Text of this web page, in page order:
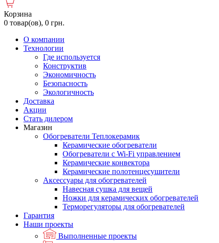
Корзина
0 товар(ов), 0 грн.
О компании
Технологии
Где используется
Конструктив
Экономичность
Безопасность
Экологичность
Доставка
Акции
Стать дилером
Магазин
Обогреватели Теплокерамик
Керамические обогреватели
Обогреватели с Wi-Fi управлением
Керамические конвектора
Керамические полотенцесушители
Аксессуары для обогревателей
Навесная сушка для вещей
Ножки для керамических обогревателей
Терморегуляторы для обогревателей
Гарантия
Наши проекты
Выполненные проекты